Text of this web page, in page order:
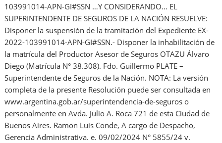
103991014-APN-GI#SSN …Y CONSIDERANDO… EL
SUPERINTENDENTE DE SEGUROS DE LA NACIÓN RESUELVE:
Disponer la suspensión de la tramitación del Expediente EX-
2022-103991014-APN-GI#SSN.- Disponer la inhabilitación de
la matrícula del Productor Asesor de Seguros OTAZU Álvaro
Diego (Matrícula N° 38.308). Fdo. Guillermo PLATE –
Superintendente de Seguros de la Nación. NOTA: La versión
completa de la presente Resolución puede ser consultada en
www.argentina.gob.ar/superintendencia-de-seguros o
personalmente en Avda. Julio A. Roca 721 de esta Ciudad de
Buenos Aires. Ramon Luis Conde, A cargo de Despacho,
Gerencia Administrativa. e. 09/02/2024 N° 5855/24 v.